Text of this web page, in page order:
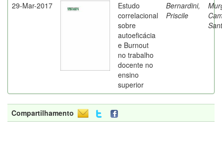
29-Mar-2017
Estudo
correlacional
sobre
autoeficácia
e Burnout
no trabalho
docente no
ensino
superior
Bernardini,
Priscile
Compartilhamento